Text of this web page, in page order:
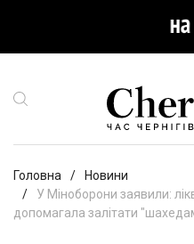
Головна
Новини
У Міноборони заявили:
допомагала залітати